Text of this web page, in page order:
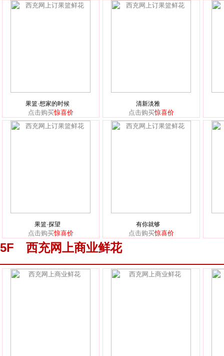
果篮·想家的时候
点击购买惊喜价
清新淡雅
点击购买惊喜价
果篮·探望
点击购买惊喜价
有你就够
点击购买惊喜价
5F 西充网上商业鲜花